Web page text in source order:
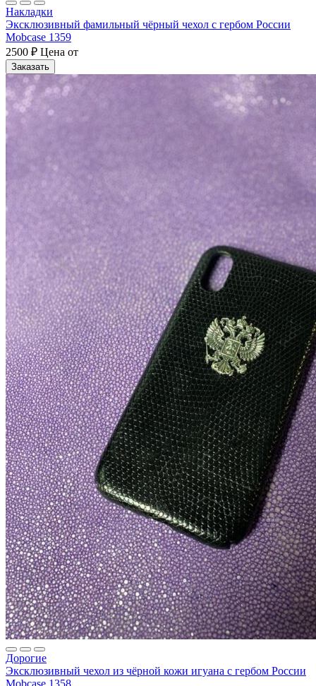
Накладки
Эксклюзивный фамильный чёрный чехол с гербом России
Mobcase 1359
2500 ₽ Цена от
Заказать
Дорогие
Эксклюзивный чехол из чёрной кожи игуана с гербом России
Mobcase 1358